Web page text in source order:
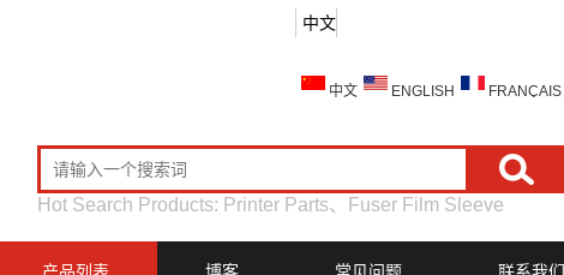
中文
中文 ENGLISH FRANÇAIS
Hot Search Products: Printer Parts、 Fuser Film Sleeve